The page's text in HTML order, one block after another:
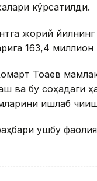
кўрсатилди.
жорий
163,4
Тоқаев
ва бу соҳадаги
ишлаб
ушбу